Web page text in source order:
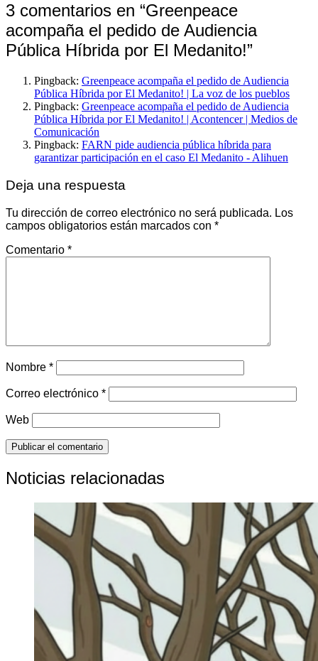
3 comentarios en “Greenpeace
acompaña el pedido de Audiencia
Pública Híbrida por El Medanito!”
Pingback: Greenpeace acompaña el pedido de Audiencia
Pública Híbrida por El Medanito! | La voz de los pueblos
Pingback: Greenpeace acompaña el pedido de Audiencia
Pública Híbrida por El Medanito! | Acontencer | Medios de
Comunicación
Pingback: FARN pide audiencia pública híbrida para
garantizar participación en el caso El Medanito - Alihuen
Deja una respuesta
Tu dirección de correo electrónico no será publicada. Los
campos obligatorios están marcados con *
Comentario *
Nombre *
Correo electrónico *
Web
Noticias relacionadas